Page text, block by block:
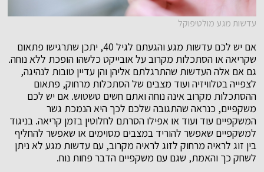
עדשות מגע מולטיפוקל
אם יש לכם עדשות מגע והגעתם לגיל 40, יתכן שתרגישו פתאום
שקריאה או הסתכלות מקרוב על אובייקט כלשהו הופכת ללא נוחה.
גם אם אלה העדשות שהתרגלתם אליהן והן עדיין טובות לנהיגה,
לצפייה בטלוויזיה ועוד מצבים של הסתכלות מרחוק, פתאום
ההסתכלות מקרוב אינה נוחה ואתם חשים טשטוש. אם יש לכם
משקפיים, כנראה שהתגובה שלכם לכך היא הנמכת גשר
המשקפיים עוד ועוד או אפילו הסרתם לחלוטין בזמן קריאה. בניגוד
למשקפיים שאפשר להוריד במצבים מסוימים או שאפשר להחליף
בין זוג לראיה מרחוק לזוג לראיה מקרוב, עם עדשות מגע לא ניתן
לשחק כך והאמת, שגם עם משקפיים הדבר פחות נוח.